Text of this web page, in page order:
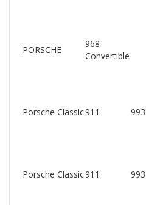
PORSCHE
968
Convertible
Porsche Classic911 993
Porsche Classic911 993